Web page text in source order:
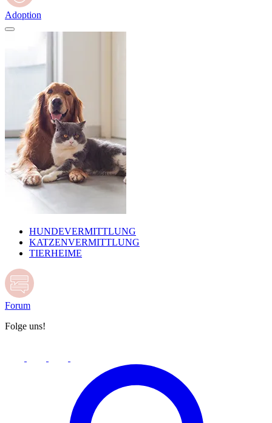
Adoption
HUNDEVERMITTLUNG
KATZENVERMITTLUNG
TIERHEIME
Forum
Folge uns!